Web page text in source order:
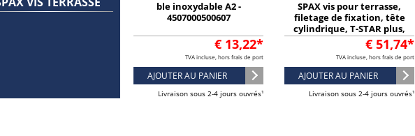
ble inoxydable A2 -
4507000500607
€ 13,22*
TVA incluse, hors frais de port
AJOUTER AU PANIER
Livraison sous 2-4 jours ouvrés¹
SPAX vis pour terrasse,
filetage de fixation, tête
cylindrique, T-STAR plus,
pointe CUT, acier
inoxydable A2€ 51,74*
TVA incluse, hors frais de port
AJOUTER AU PANIER
Livraison sous 2-4 jours ouvrés¹